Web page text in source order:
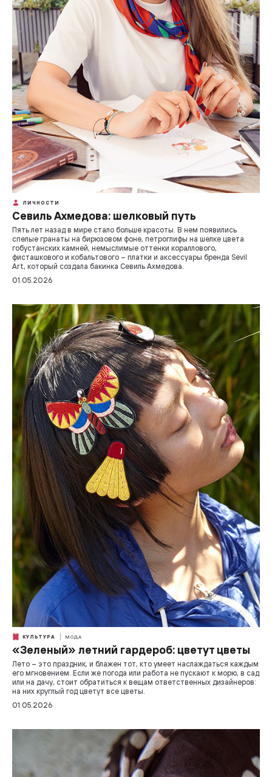
ЛИЧНОСТИ
Севиль Ахмедова: шелковый путь
Пять лет назад в мире стало больше красоты. В нем появились
спелые гранаты на бирюзовом фоне, петроглифы на шелке цвета
гобустанских камней, немыслимые оттенки кораллового,
фисташкового и кобальтового – платки и аксессуары бренда Sevil
Art, который создала бакинка Севиль Ахмедова.
01.05.2026
КУЛЬТУРА МОДА
«Зеленый» летний гардероб: цветут цветы
Лето – это праздник, и блажен тот, кто умеет наслаждаться каждым
его мгновением. Если же погода или работа не пускают к морю, в сад
или на дачу, стоит обратиться к вещам ответственных дизайнеров:
на них круглый год цветут все цветы.
01.05.2026